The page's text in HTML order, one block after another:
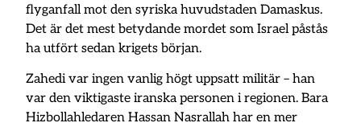
flyganfall mot den syriska huvudstaden Damaskus.
Det är det mest betydande mordet som Israel påstås
ha utfört sedan krigets början.
Zahedi var ingen vanlig högt uppsatt militär – han
var den viktigaste iranska personen i regionen. Bara
Hizbollahledaren Hassan Nasrallah har en mer